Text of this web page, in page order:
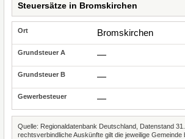
Steuersätze in Bromskirchen
Bromskirchen
—
—
—
Quelle: Regionaldatenbank Deutschland, Datenstand
rechtsverbindliche Auskünfte gilt die jeweilige Gemeinde